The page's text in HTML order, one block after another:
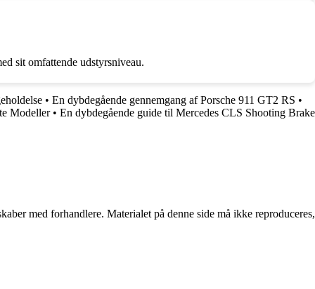
sit omfattende udstyrsniveau.
• En dybdegående gennemgang af Porsche 911 GT2 RS •
Modeller• En dybdegående guide til Mercedes CLS Shooting Brake
med forhandlere. Materialet på denne side må ikke reproduceres,